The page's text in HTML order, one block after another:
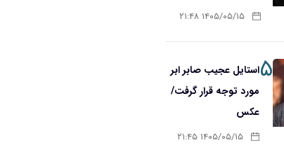
۱۴۰۵/۰۵/۱۵ ۲۱:۴۸
۵استایل عجیب صابر ابر
مورد توجه قرار گرفت/
عکس
۱۴۰۵/۰۵/۱۵ ۲۱:۴۵